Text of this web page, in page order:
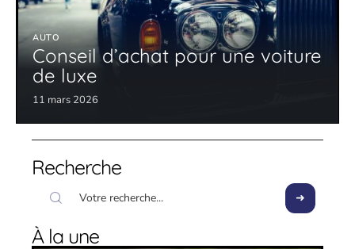
AUTO
Conseil d’achat pour une voiture
de luxe
11 mars 2026
Recherche
À la une